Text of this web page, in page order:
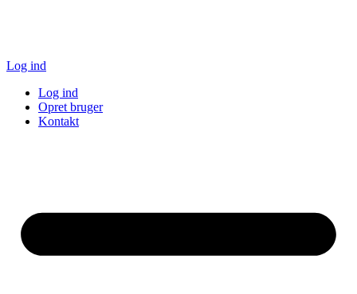
Log ind
Log ind
Opret bruger
Kontakt